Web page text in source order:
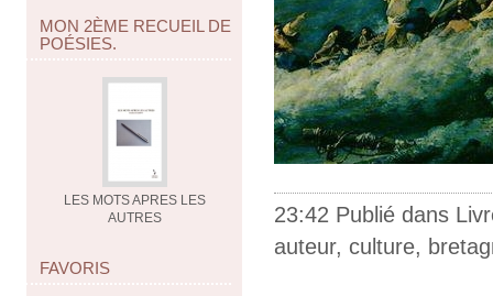
MON 2ÈME RECUEIL DE
POÉSIES.
LES MOTS APRES LES
AUTRES
FAVORIS
23:42 Publié dans
auteur, culture,